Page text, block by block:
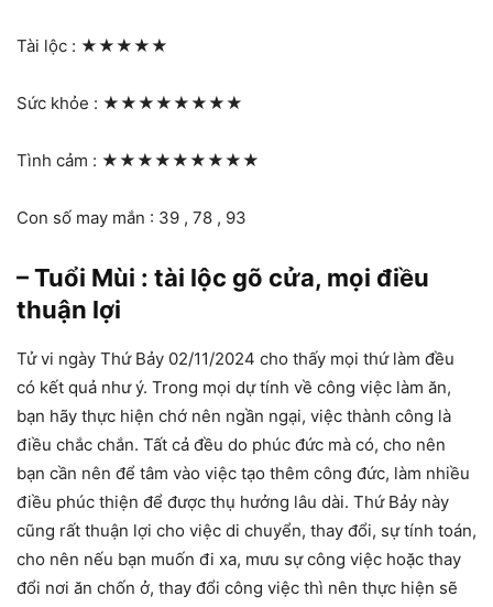
Tài lộc : ★★★★★
Sức khỏe : ★★★★★★★★
Tình cảm : ★★★★★★★★★
Con số may mắn : 39 , 78 , 93
– Tuổi Mùi : tài lộc gõ cửa, mọi điều
thuận lợi
Tử vi ngày Thứ Bảy 02/11/2024 cho thấy mọi thứ làm đều
có kết quả như ý. Trong mọi dự tính về công việc làm ăn,
bạn hãy thực hiện chớ nên ngần ngại, việc thành công là
điều chắc chắn. Tất cả đều do phúc đức mà có, cho nên
bạn cần nên để tâm vào việc tạo thêm công đức, làm nhiều
điều phúc thiện để được thụ hưởng lâu dài. Thứ Bảy này
cũng rất thuận lợi cho việc di chuyển, thay đổi, sự tính toán,
cho nên nếu bạn muốn đi xa, mưu sự công việc hoặc thay
đổi nơi ăn chốn ở, thay đổi công việc thì nên thực hiện sẽ